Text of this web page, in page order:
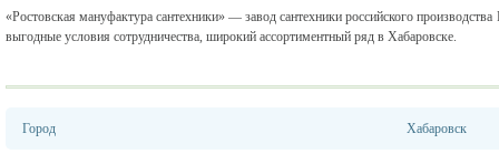
«Ростовская мануфактура сантехники» — завод сантехники российского
выгодные условия сотрудничества, широкий ассортиментный ряд в Хабаровске.
Город Хабаровск